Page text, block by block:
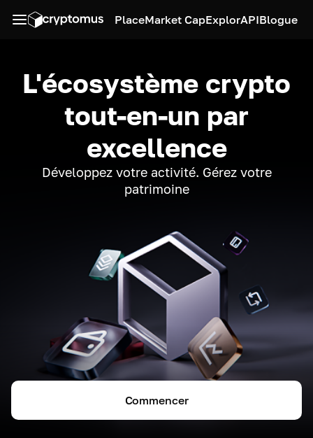
PlaceMarket CapExplorAPIBlogue
L'écosystème crypto
tout-en-un par
excellence
Développez votre activité. Gérez votre
patrimoine
Commencer